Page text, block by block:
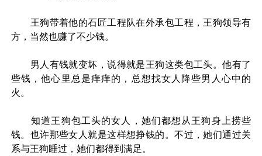
王狗带着他的石匠工程队在外承包工程，王狗领导有
方，当然也赚了不少钱。
男人有钱就变坏，说得就是王狗这类包工头。他有了
些钱，他心里总是痒痒的，总想找女人降些男人心中的
火。
知道王狗包工头的女人，她们都想从王狗身上捞些
钱。也许那些女人就是这样想挣钱的。不过，她们通过关
系与王狗睡过，她们都得到满足。